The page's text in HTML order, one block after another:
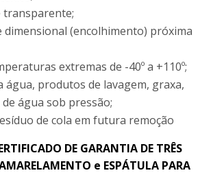
dimensional (encolhimento) próxima
extremas de -40º a +110º;
água, produtos de lavagem, graxa,
água sob pressão;
de cola em futura remoção
DE GARANTIA DE TRÊS
e ESPÁTULA PARA